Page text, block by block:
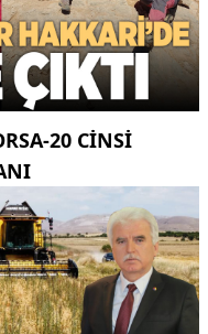
20 CINSI